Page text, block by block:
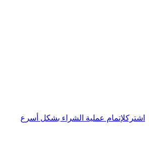
اشتركلإتمام عملية الشراء بشكل أسرع